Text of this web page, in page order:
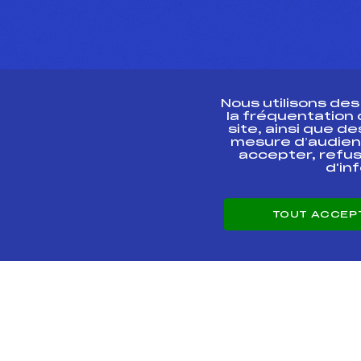
ESPACE PRESSE
Nous utilisons
la fréquentation
site, ainsi que
mesure
accepter,
TOUT